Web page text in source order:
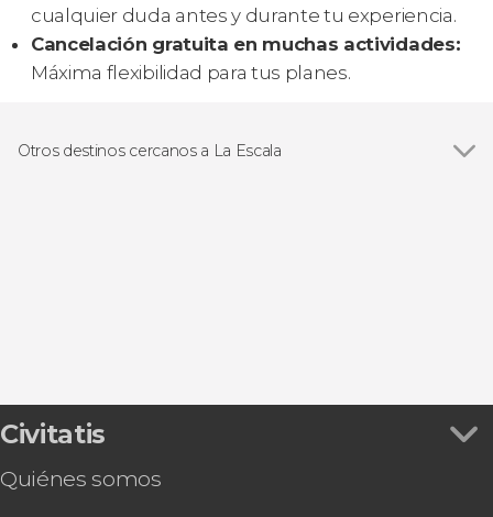
cualquier duda antes y durante tu experiencia.
Cancelación gratuita en muchas actividades:
Máxima flexibilidad para tus planes.
Otros destinos cercanos a La Escala
Civitatis
Quiénes somos